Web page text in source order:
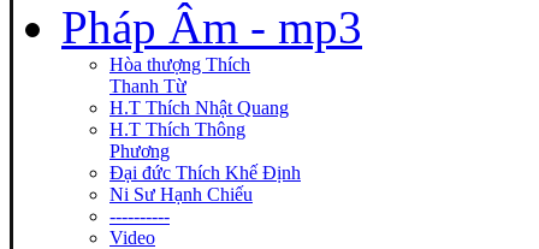
Pháp Âm - mp3
Hòa thượng Thích
Thanh Từ
H.T Thích Nhật Quang
H.T Thích Thông
Phương
Đại đức Thích Khế Định
Ni Sư Hạnh Chiếu
----------
Video